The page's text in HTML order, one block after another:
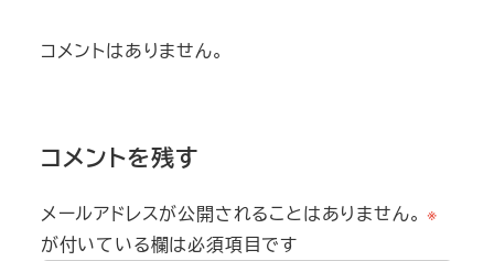
コメントはありません。
コメントを残す
メールアドレスが公開されることはありません。 ※
が付いている欄は必須項目です